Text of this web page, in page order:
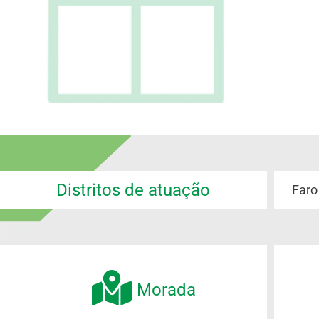
Distritos de atuação Faro
Morada